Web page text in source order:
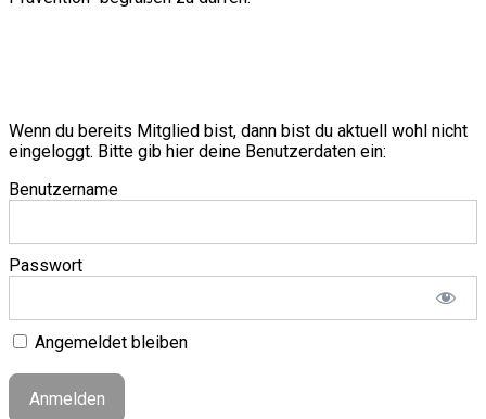
Wenn du bereits Mitglied bist, dann bist du aktuell wohl nicht
eingeloggt. Bitte gib hier deine Benutzerdaten ein:
Benutzername
Passwort
Angemeldet bleiben